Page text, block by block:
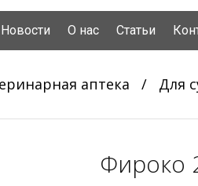
Новости О нас Статьи
аптека / Для
Фироко